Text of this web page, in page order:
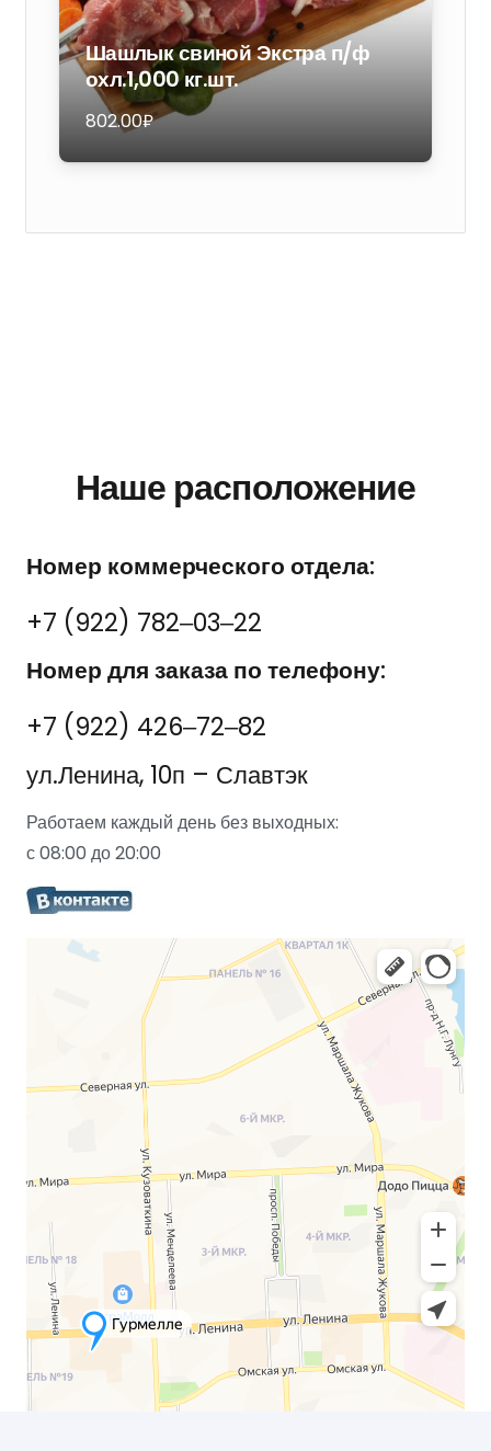
Шашлык свиной Экстра п/ф
охл.1,000 кг.шт.
802.00₽
Наше расположение
Номер коммерческого отдела:
+7 (922) 782‒03‒22
Номер для заказа по телефону:
+7 (922) 426‒72‒82
ул.Ленина, 10п – Славтэк
Работаем каждый день без выходных:
с 08:00 до 20:00